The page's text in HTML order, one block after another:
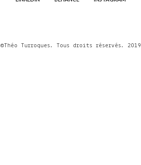
©Théo Turroques. Tous droits réservés. 2019